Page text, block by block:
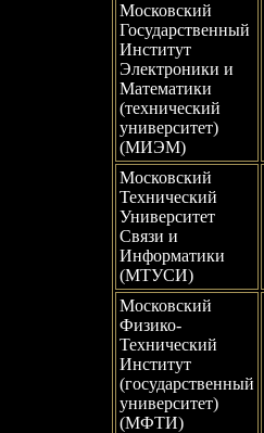
Московский
Государственный
Институт
Электроники и
Математики
(технический
университет)
(МИЭМ)
Московский
Технический
Университет
Связи и
Информатики
(МТУСИ)
Московский
Физико-
Технический
Институт
(государственный
университет)
(МФТИ)